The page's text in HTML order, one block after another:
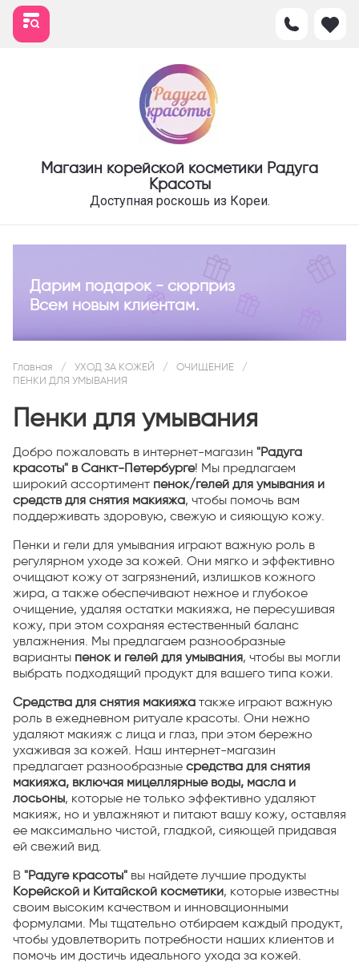
Магазин корейской косметики Радуга
Красоты
Доступная роскошь из Кореи.
Дарим подарок - сюрприз
Всем новым клиентам.
Главная / УХОД ЗА КОЖЕЙ / ОЧИЩЕНИЕ
/
ПЕНКИ ДЛЯ УМЫВАНИЯ
Пенки для умывания
Добро пожаловать в интернет-магазин "Радуга
красоты" в Санкт-Петербурге! Мы предлагаем
широкий ассортимент пенок/гелей для умывания и
средств для снятия макияжа, чтобы помочь вам
поддерживать здоровую, свежую и сияющую кожу.
Пенки и гели для умывания играют важную роль в
регулярном уходе за кожей. Они мягко и эффективно
очищают кожу от загрязнений, излишков кожного
жира, а также обеспечивают нежное и глубокое
очищение, удаляя остатки макияжа, не пересушивая
кожу, при этом сохраняя естественный баланс
увлажнения. Мы предлагаем разнообразные
варианты пенок и гелей для умывания, чтобы вы могли
выбрать подходящий продукт для вашего типа кожи.
Средства для снятия макияжа также играют важную
роль в ежедневном ритуале красоты. Они нежно
удаляют макияж с лица и глаз, при этом бережно
ухаживая за кожей. Наш интернет-магазин
предлагает разнообразные средства для снятия
макияжа, включая мицеллярные воды, масла и
лосьоны, которые не только эффективно удаляют
макияж, но и увлажняют и питают вашу кожу, оставляя
ее максимально чистой, гладкой, сияющей придавая
ей свежий вид.
В "Радуге красоты" вы найдете лучшие продукты
Корейской и Китайской косметики, которые известны
своим высоким качеством и инновационными
формулами. Мы тщательно отбираем каждый продукт,
чтобы удовлетворить потребности наших клиентов и
помочь им достичь идеального ухода за кожей.